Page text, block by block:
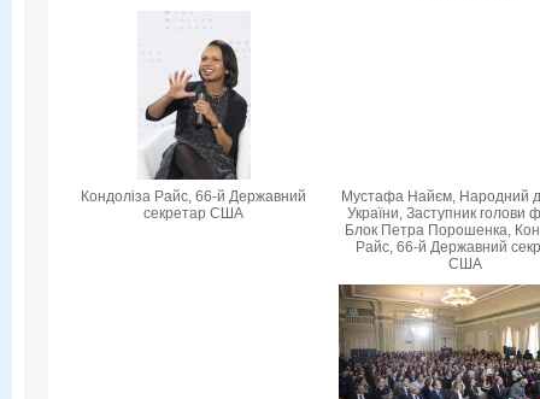
Кондоліза Райс, 66-й Державний
секретар США
Мустафа Найєм, Народний
України, Заступник голови
Блок Петра Порошенка,
Райс, 66-й Державний
США